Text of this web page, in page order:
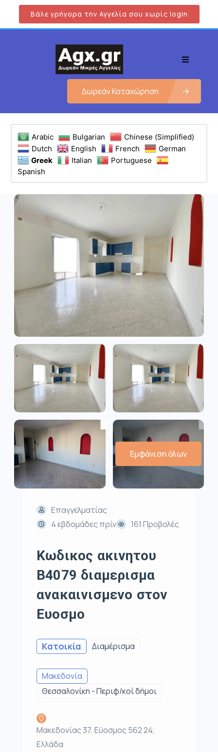
Βάλε γρήγορα την Αγγελία σου χωρίς login
Δωρεάν Καταχώρηση
Arabic Bulgarian
Chinese (Simplified)
Dutch
English French
German
Greek
Italian
Portuguese
Spanish
Εμφάνιση όλων
Επαγγελματίας
4 εβδομάδες πρίν
161 Προβολές
Κωδικος ακινητου
Β4079 διαμερισμα
ανακαινισμενο στον
Ευοσμο
Κατοικία Διαμέρισμα
Μακεδονία
Θεσσαλονίκη - Περιφ/κοί δήμοι
Μακεδονίας 37, Εύοσμος 562 24,
Ελλάδα